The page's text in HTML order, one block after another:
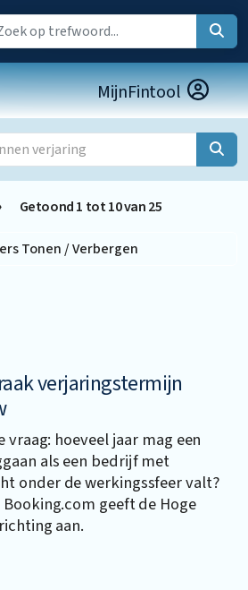
MijnFintool
Getoond1 tot10van25
Tonen / Verbergen
verjaringstermijn
hoeveel jaar mag een
als een bedrijf met
onder de werkingssfeer valt?
geeft de Hoge
aan.